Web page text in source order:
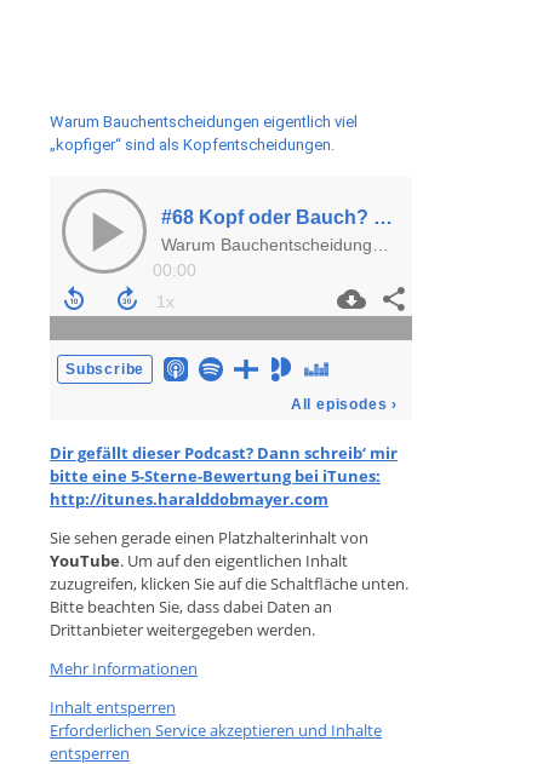
Warum Bauchentscheidungen eigentlich viel
„kopfiger“ sind als Kopfentscheidungen.
Dir gefällt dieser Podcast? Dann schreib‘ mir
bitte eine 5-Sterne-Bewertung bei iTunes:
http://itunes.haralddobmayer.com
Sie sehen gerade einen Platzhalterinhalt von
YouTube. Um auf den eigentlichen Inhalt
zuzugreifen, klicken Sie auf die Schaltfläche unten.
Bitte beachten Sie, dass dabei Daten an
Drittanbieter weitergegeben werden.
Mehr Informationen
Inhalt entsperren
Erforderlichen Service akzeptieren und Inhalte
entsperren